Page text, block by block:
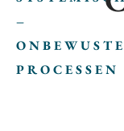
–
ONBEWUSTE
PROCESSEN